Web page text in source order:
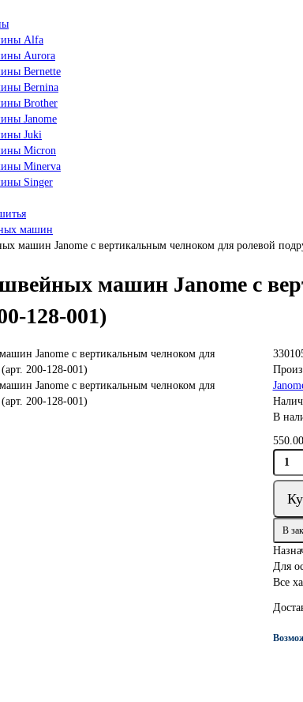
Alfa
Aurora
Bernette
Bernina
Brother
Janome
Juki
Micron
Minerva
Singer
машин
машин Janome с вертикальным челноком для ролевой
машин Janome с
128-001)
В
В
Для
Все